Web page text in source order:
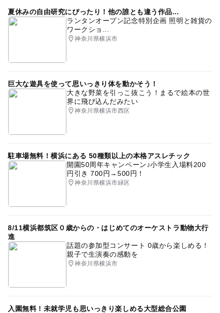
夏休みの自由研究にぴったり！他の誰とも違う作品...
ランタンオープン記念特別企画 照明と雑貨の
ワークショ...
神奈川県横浜市
巨大な遊具を使って思いっきり体を動かそう！
大きな野菜を引っこ抜こう！まるで絵本の世
界に飛び込んだみたい
神奈川県横浜市西区
駐車場無料！横浜にある 50種類以上の本格アスレチック
開園50周年キャンペーン♪小学生入場料200
円引き 700円→500円！
神奈川県横浜市緑区
8/11横浜都筑区０歳からの・はじめてのオーケストラ動物大行
進
話題の参加型コンサート 0歳から楽しめる！
親子で生演奏の感動を
神奈川県横浜市
入園無料！未就学児も思いっきり楽しめる大型総合公園